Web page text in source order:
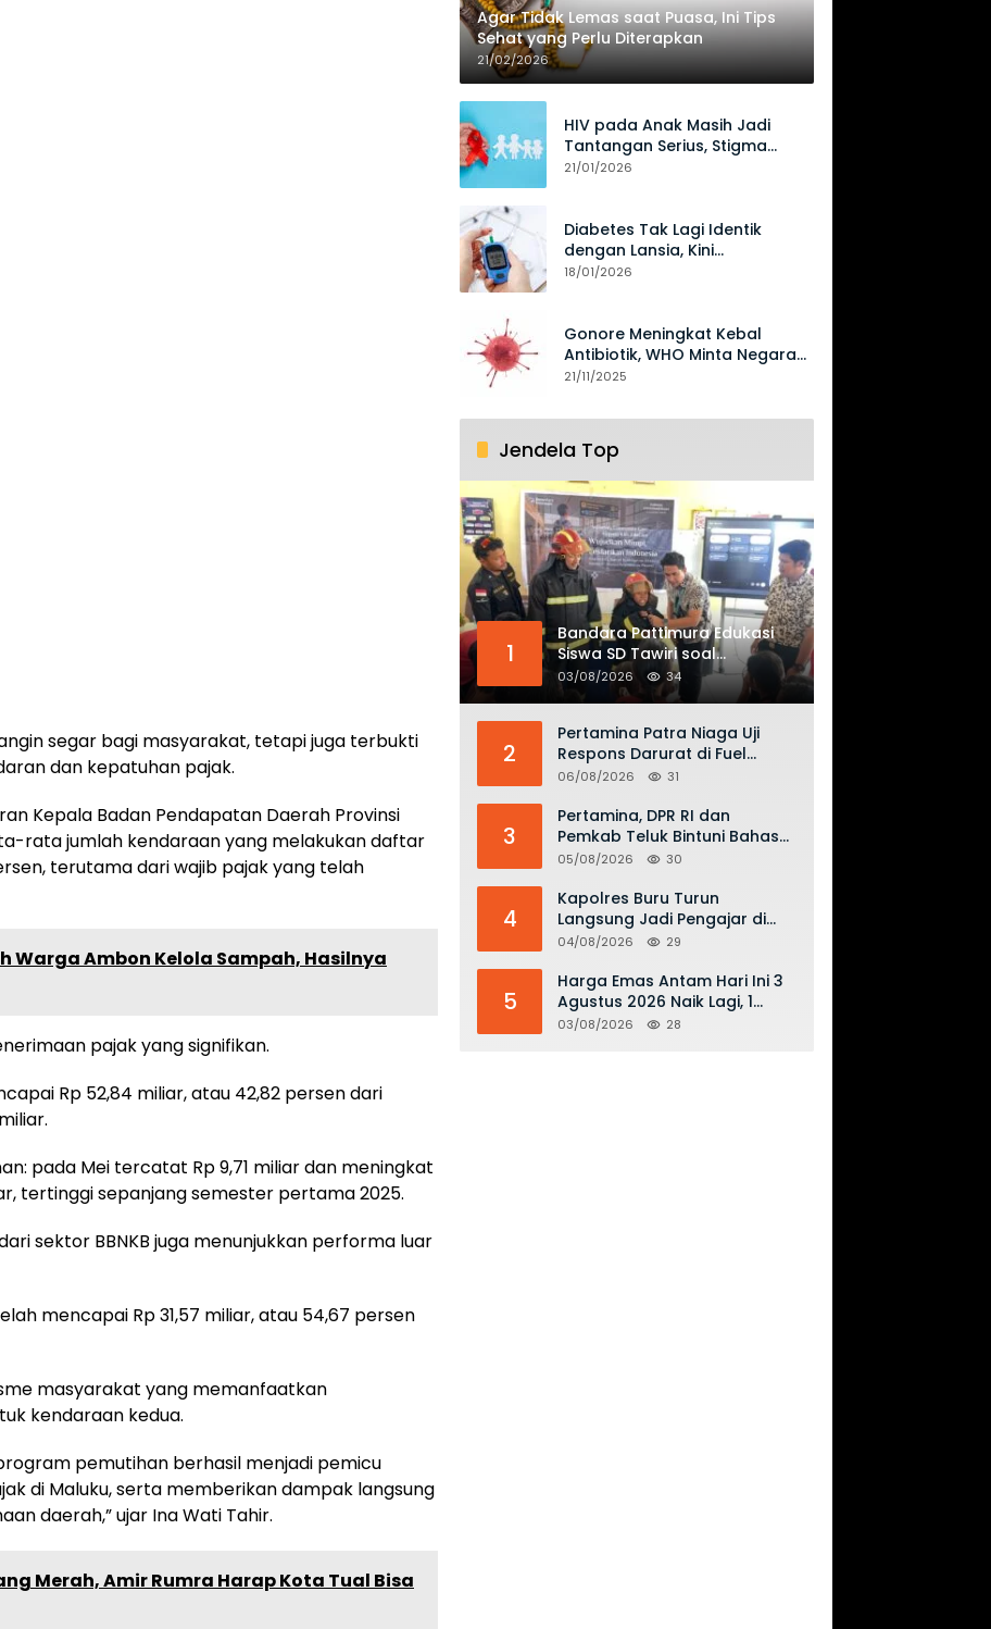
segar bagi masyarakat, tetapi juga terbukti
dan kepatuhan pajak.
Kepala Badan Pendapatan Daerah Provinsi
rata jumlah kendaraan yang melakukan daftar
terutama dari wajib pajak yang telah
Warga Ambon Kelola Sampah, Hasilnya
pajak yang signifikan.
Rp 52,84 miliar, atau 42,82 persen dari
pada Mei tercatat Rp 9,71 miliar dan meningkat
tertinggi sepanjang semester pertama 2025.
sektor BBNKB juga menunjukkan performa luar
mencapai Rp 31,57 miliar, atau 54,67 persen
masyarakat yang memanfaatkan
kendaraan kedua.
pemutihan berhasil menjadi pemicu
di Maluku, serta memberikan dampak langsung
daerah,” ujar Ina Wati Tahir.
Merah, Amir Rumra Harap Kota Tual Bisa
Agar Tidak Lemas saat Puasa, Ini Tips
Sehat yang Perlu Diterapkan
21/02/2026
HIV pada Anak Masih Jadi
Tantangan Serius, Stigma
Hambat Akses Perawatan
21/01/2026
Diabetes Tak Lagi Identik
dengan Lansia, Kini
Mengancam Generasi Muda
18/01/2026
Gonore Meningkat Kebal
Antibiotik, WHO Minta Negara
Perkuat Surveilans
21/11/2025
Jendela Top
1
Bandara Pattimura Edukasi
Siswa SD Tawiri soal
Keselamatan Penerbangan
dan Bahaya Bermain Layang-
03/08/2026 34
2
Pertamina Patra Niaga Uji
Respons Darurat di Fuel
Terminal Biak, Antisipasi Risiko
BBM
06/08/2026 31
3
Pertamina, DPR RI dan
Pemkab Teluk Bintuni Bahas
Penguatan Distribusi BBM dan
05/08/2026 30
4
Kapolres Buru Turun
Langsung Jadi Pengajar di
SMAN 2, Edukasi Kesadaran
04/08/2026 29
5
Harga Emas Antam Hari Ini 3
Agustus 2026 Naik Lagi, 1
Gram Tembus Rp 2,61 Juta
03/08/2026 28